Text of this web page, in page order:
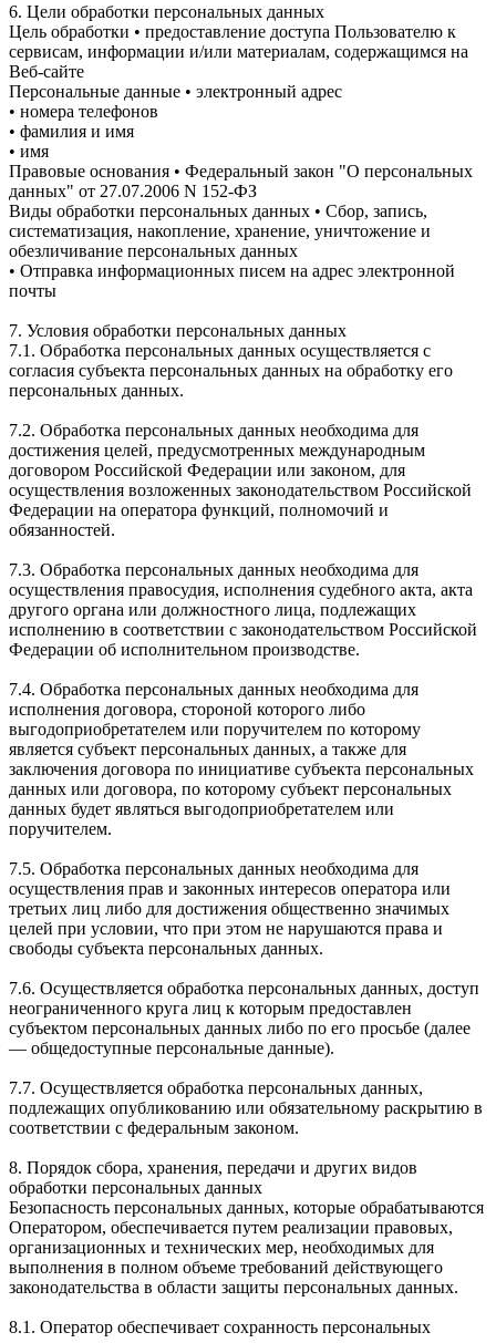
6. Цели обработки персональных данных
Цель обработки • предоставление доступа Пользователю к
сервисам, информации и/или материалам, содержащимся на
Веб-сайте
Персональные данные • электронный адрес
• номера телефонов
• фамилия и имя
• имя
Правовые основания • Федеральный закон "О персональных
данных" от 27.07.2006 N 152-ФЗ
Виды обработки персональных данных • Сбор, запись,
систематизация, накопление, хранение, уничтожение и
обезличивание персональных данных
• Отправка информационных писем на адрес электронной
почты
7. Условия обработки персональных данных
7.1. Обработка персональных данных осуществляется с
согласия субъекта персональных данных на обработку его
персональных данных.
7.2. Обработка персональных данных необходима для
достижения целей, предусмотренных международным
договором Российской Федерации или законом, для
осуществления возложенных законодательством Российской
Федерации на оператора функций, полномочий и
обязанностей.
7.3. Обработка персональных данных необходима для
осуществления правосудия, исполнения судебного акта, акта
другого органа или должностного лица, подлежащих
исполнению в соответствии с законодательством Российской
Федерации об исполнительном производстве.
7.4. Обработка персональных данных необходима для
исполнения договора, стороной которого либо
выгодоприобретателем или поручителем по которому
является субъект персональных данных, а также для
заключения договора по инициативе субъекта персональных
данных или договора, по которому субъект персональных
данных будет являться выгодоприобретателем или
поручителем.
7.5. Обработка персональных данных необходима для
осуществления прав и законных интересов оператора или
третьих лиц либо для достижения общественно значимых
целей при условии, что при этом не нарушаются права и
свободы субъекта персональных данных.
7.6. Осуществляется обработка персональных данных, доступ
неограниченного круга лиц к которым предоставлен
субъектом персональных данных либо по его просьбе (далее
— общедоступные персональные данные).
7.7. Осуществляется обработка персональных данных,
подлежащих опубликованию или обязательному раскрытию в
соответствии с федеральным законом.
8. Порядок сбора, хранения, передачи и других видов
обработки персональных данных
Безопасность персональных данных, которые обрабатываются
Оператором, обеспечивается путем реализации правовых,
организационных и технических мер, необходимых для
выполнения в полном объеме требований действующего
законодательства в области защиты персональных данных.
8.1. Оператор обеспечивает сохранность персональных